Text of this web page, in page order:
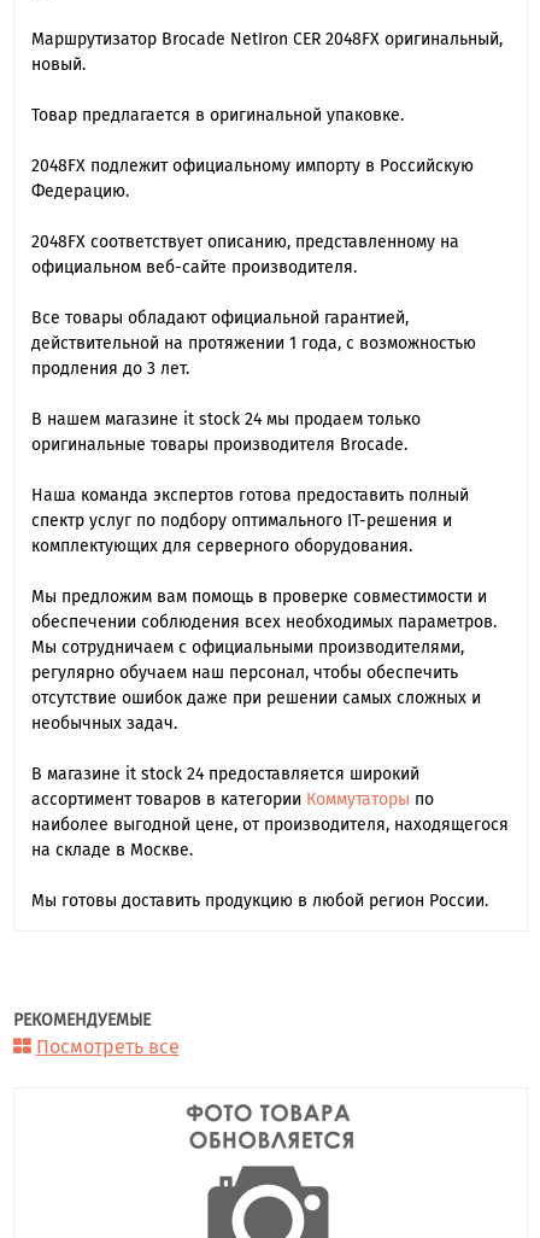
Маршрутизатор Brocade NetIron CER 2048FX оригинальный,
новый.
Товар предлагается в оригинальной упаковке.
2048FX подлежит официальному импорту в Российскую
Федерацию.
2048FX cоответствует описанию, представленному на
официальном веб-сайте производителя.
Все товары обладают официальной гарантией,
действительной на протяжении 1 года, с возможностью
продления до 3 лет.
В нашем магазине it stock 24 мы продаем только
оригинальные товары производителя Brocade.
Наша команда экспертов готова предоставить полный
спектр услуг по подбору оптимального IT-решения и
комплектующих для серверного оборудования.
Мы предложим вам помощь в проверке совместимости и
обеспечении соблюдения всех необходимых параметров.
Мы сотрудничаем с официальными производителями,
регулярно обучаем наш персонал, чтобы обеспечить
отсутствие ошибок даже при решении самых сложных и
необычных задач.
В магазине it stock 24 предоставляется широкий
ассортимент товаров в категории Коммутаторы по
наиболее выгодной цене, от производителя, находящегося
на складе в Москве.
Мы готовы доставить продукцию в любой регион России.
РЕКОМЕНДУЕМЫЕ
Посмотреть все